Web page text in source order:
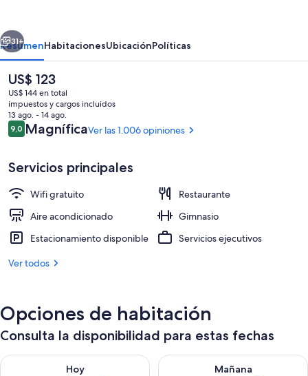
San
Jose
Downtown
Entrada interior
Siguiente
31+
ResumenHabitacionesUbicaciónPolíticas
El
precio
actual
es
de
US$ 123
US$ 123
US$ 144 en total
impuestos y cargos incluidos
13 ago. - 14 ago.
Opiniones
9,09,0 de 10
MagníficaVer las 1.006 opiniones
Servicios principales
Wifi gratuito
Restaurante
Aire acondicionado
Gimnasio
Estacionamiento disponible
Servicios ejecutivos
Ver todos
Opciones de habitación
Consulta la disponibilidad para estas fechas
Hoy
Consulta la disponibilidad para hoy ago 7 - ago 8
Mañana
Consulta la disponibilidad